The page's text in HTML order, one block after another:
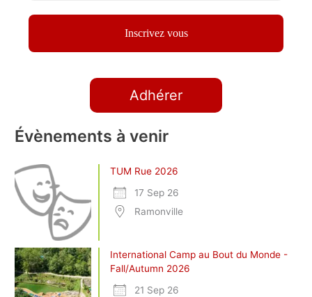
Adhérer
Évènements à venir
TUM Rue 2026
17 Sep 26
Ramonville
International Camp au Bout du Monde -
Fall/Autumn 2026
21 Sep 26